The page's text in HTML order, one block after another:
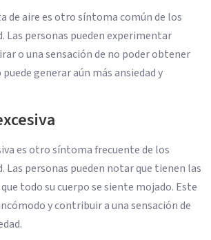
de aire es otro síntoma común de los
Las personas pueden experimentar
o una sensación de no poder obtener
generar aún más ansiedad y
es otro síntoma frecuente de los
Las personas pueden notar que tienen las
todo su cuerpo se siente mojado. Este
y contribuir a una sensación de